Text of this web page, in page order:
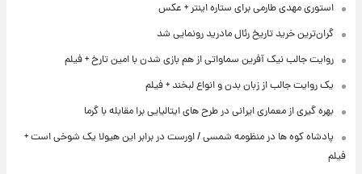
استوری مهدی طارمی برای ستاره اینتر + عکس
گران‌ترین خرید تاریخ رئال مادرید رونمایی شد
روایت جالب نیک آفرین سماواتی از هم بازی شدن با امین تارخ + فیلم
یک روایت جالب از زبان بدن و انواع لبخند + فیلم
بهره گیری از معماری ایرانی در طرح های ایتالیایی برا مقابله با گرما
پادشاه کوه ها در منظومه شمسی / اورست در برابر این هیولا یک شوخی است +
فیلم